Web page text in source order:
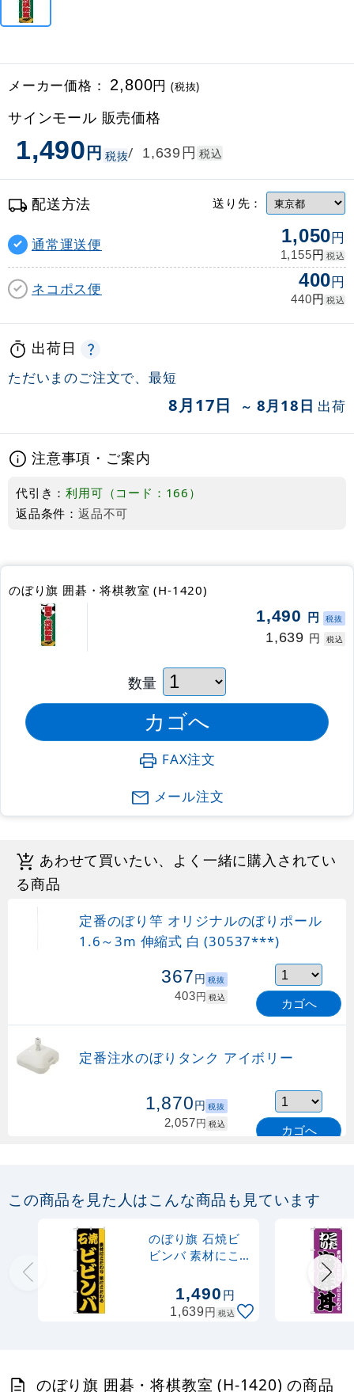
メーカー価格： 2,800円(税抜)
サインモール 販売価格
1,490円 税抜/ 1,639円 税込
配送方法 送り先：
通常運送便 1,050円
1,155円 税込
ネコポス便 400円
440円 税込
出荷日
ただいまのご注文で、最短
8月17日 ～ 8月18日 出荷
注意事項・ご案内
代引き：利用可（コード：166）
返品条件： 返品不可
のぼり旗 囲碁・将棋教室 (H-1420)
1,490 円 税抜
1,639 円 税込
数量
FAX注文
メール注文
あわせて買いたい、よく一緒に購入されてい
る商品
定番のぼり竿 オリジナルのぼりポール
1.6～3m 伸縮式 白 (30537***)
367円 税抜
403円 税込 カゴへ
定番注水のぼりタンク アイボリー
1,870円 税抜
2,057円 税込 カゴへ
1.6～3m 伸縮式 緑 (30537GRN)
売り切れ中
定番のぼり竿 オリジナルのぼりポール
1.6～3m 伸縮式 水色 (30537SBL)
この商品を見た人はこんな商品も見ています
のぼり旗 石焼ビ
ビンバ 素材にこ
る (H-141)
1,490円
1,639円 税込
のぼり旗 囲碁・将棋教室 (H-1420) の商品